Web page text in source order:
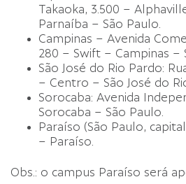
Takaoka, 3.500 –
Parnaíba – São Paulo.
Campinas – Avenida
280 – Swift – Campinas –
São José do Rio Pardo:
– Centro – São José do
Sorocaba: Avenida
Sorocaba – São Paulo.
Paraíso (São Paulo,
– Paraíso.
Obs.: o campus Paraíso será